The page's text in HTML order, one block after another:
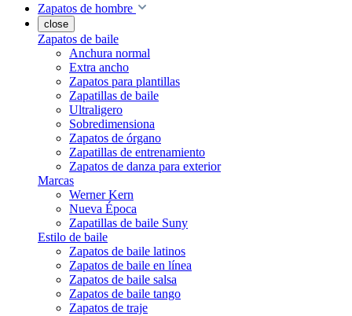
Zapatos de hombre
close
Zapatos de baile
Anchura normal
Extra ancho
Zapatos para plantillas
Zapatillas de baile
Ultraligero
Sobredimensiona
Zapatos de órgano
Zapatillas de entrenamiento
Zapatos de danza para exterior
Marcas
Werner Kern
Nueva Época
Zapatillas de baile Suny
Estilo de baile
Zapatos de baile latinos
Zapatos de baile en línea
Zapatos de baile salsa
Zapatos de baile tango
Zapatos de traje